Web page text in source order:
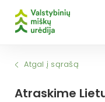
Atraskime
Atgal į sąrašą